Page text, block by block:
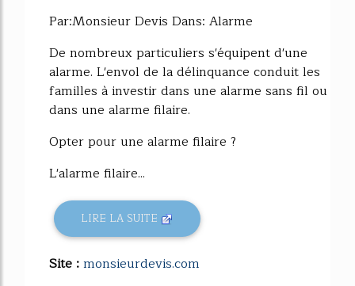
Par:Monsieur Devis Dans: Alarme
De nombreux particuliers s'équipent d'une
alarme. L'envol de la délinquance conduit les
familles à investir dans une alarme sans fil ou
dans une alarme filaire.
Opter pour une alarme filaire ?
L'alarme filaire...
LIRE LA SUITE
Site :monsieurdevis.com